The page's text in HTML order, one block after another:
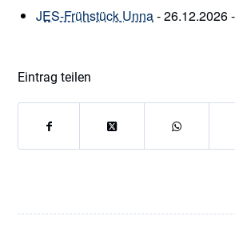
JES-Frühstück Unna- 26.12.2026
Eintrag teilen